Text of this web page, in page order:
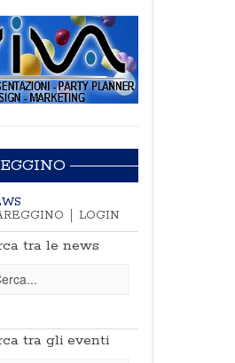
LOGIN
tra le news
tra gli eventi